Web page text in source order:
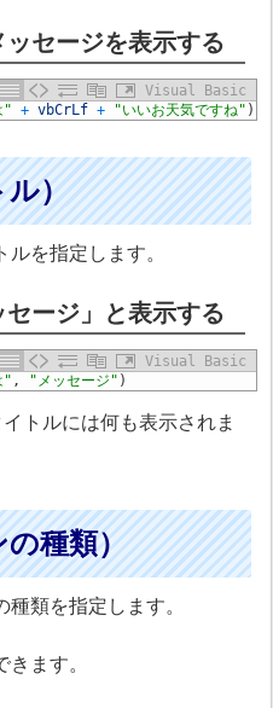
セージを表示する
Visual Basic
" + vbCrLf + "いいお天気ですね" )
ル）
を指定します。
ージ」と表示する
Visual Basic
" , "メッセージ" )
トルには何も表示されま
の種類）
類を指定します。
ます。